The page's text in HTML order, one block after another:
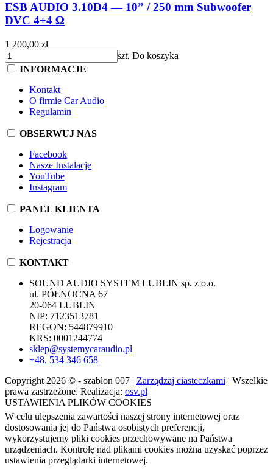
ESB AUDIO 3.10D4 — 10” / 250 mm Subwoofer
DVC 4+4 Ω
1 200,00 zł
szt. Do koszyka
INFORMACJE
Kontakt
O firmie Car Audio
Regulamin
OBSERWUJ NAS
Facebook
Nasze Instalacje
YouTube
Instagram
PANEL KLIENTA
Logowanie
Rejestracja
KONTAKT
SOUND AUDIO SYSTEM LUBLIN sp. z o.o.
ul. PÓŁNOCNA 67
20-064 LUBLIN
NIP: 7123513781
REGON: 544879910
KRS: 0001244774
sklep@systemycaraudio.pl
+48. 534 346 658
Copyright 2026 © - szablon 007 | Zarządzaj ciasteczkami | Wszelkie
prawa zastrzeżone. Realizacja: osv.pl
USTAWIENIA PLIKÓW COOKIES
W celu ulepszenia zawartości naszej strony internetowej oraz
dostosowania jej do Państwa osobistych preferencji,
wykorzystujemy pliki cookies przechowywane na Państwa
urządzeniach. Kontrolę nad plikami cookies można uzyskać poprzez
ustawienia przeglądarki internetowej.